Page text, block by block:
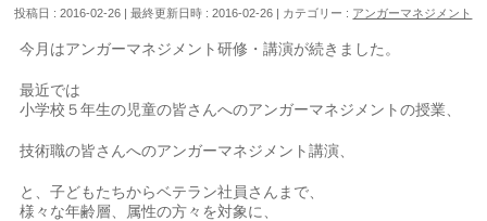
投稿日 : 2016-02-26 最終更新日時 : 2016-02-26 カテゴリー : アンガーマネジメント
今月はアンガーマネジメント研修・講演が続きました。
最近では
小学校５年生の児童の皆さんへのアンガーマネジメントの授業、
技術職の皆さんへのアンガーマネジメント講演、
と、子どもたちからベテラン社員さんまで、
様々な年齢層、属性の方々を対象に、